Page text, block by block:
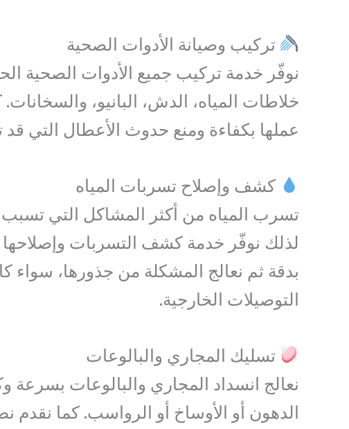
تركيب وصيانة الأدوات الصحية
نوفّر خدمة تركيب جميع الأدوات الصحية
خلاطات المياه، الدش، البانيو،
عملها بكفاءة ومنع حدوث الأعطال التي قد
كشف وإصلاح تسربات المياه
تسرب المياه من أكثر المشاكل التي تسبب
لذلك نوفّر خدمة كشف التسربات
بدقة ثم نعالج المشكلة من جذورها، سواء
التوصيلات الخارجية.
تسليك المجاري والبالوعات
نعالج انسداد المجاري والبالوعات بسرعة
الدهون أو الأوساخ أو الرواسب. كما نقدم